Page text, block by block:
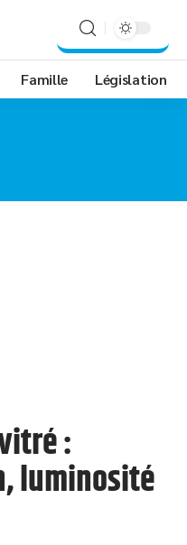
Famille Législation
:
luminosité